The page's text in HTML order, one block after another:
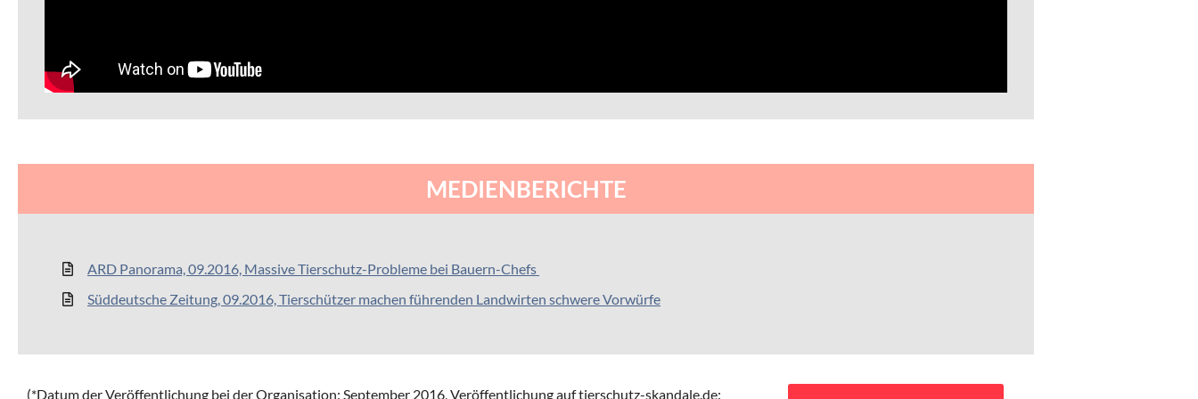
MEDIENBERICHTE
ARD Panorama, 09.2016, Massive Tierschutz-Probleme bei Bauern-Chefs
Süddeutsche Zeitung, 09.2016, Tierschützer machen führenden Landwirten schwere Vorwürfe
(*Datum der Veröffentlichung bei der Organisation: September 2016,Veröffentlichung auf tierschutz-skandale.de: